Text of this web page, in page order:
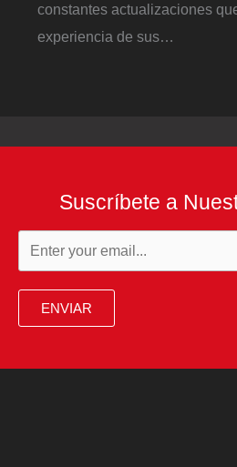
constantes actualizaciones
experiencia de sus…
Suscríbete a
ENVIAR